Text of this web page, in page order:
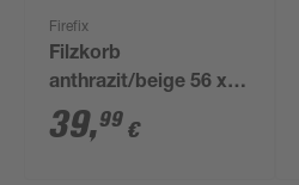
Firefix
Filzkorb
anthrazit/beige 56 x
37 x 42 cm
39,99 €